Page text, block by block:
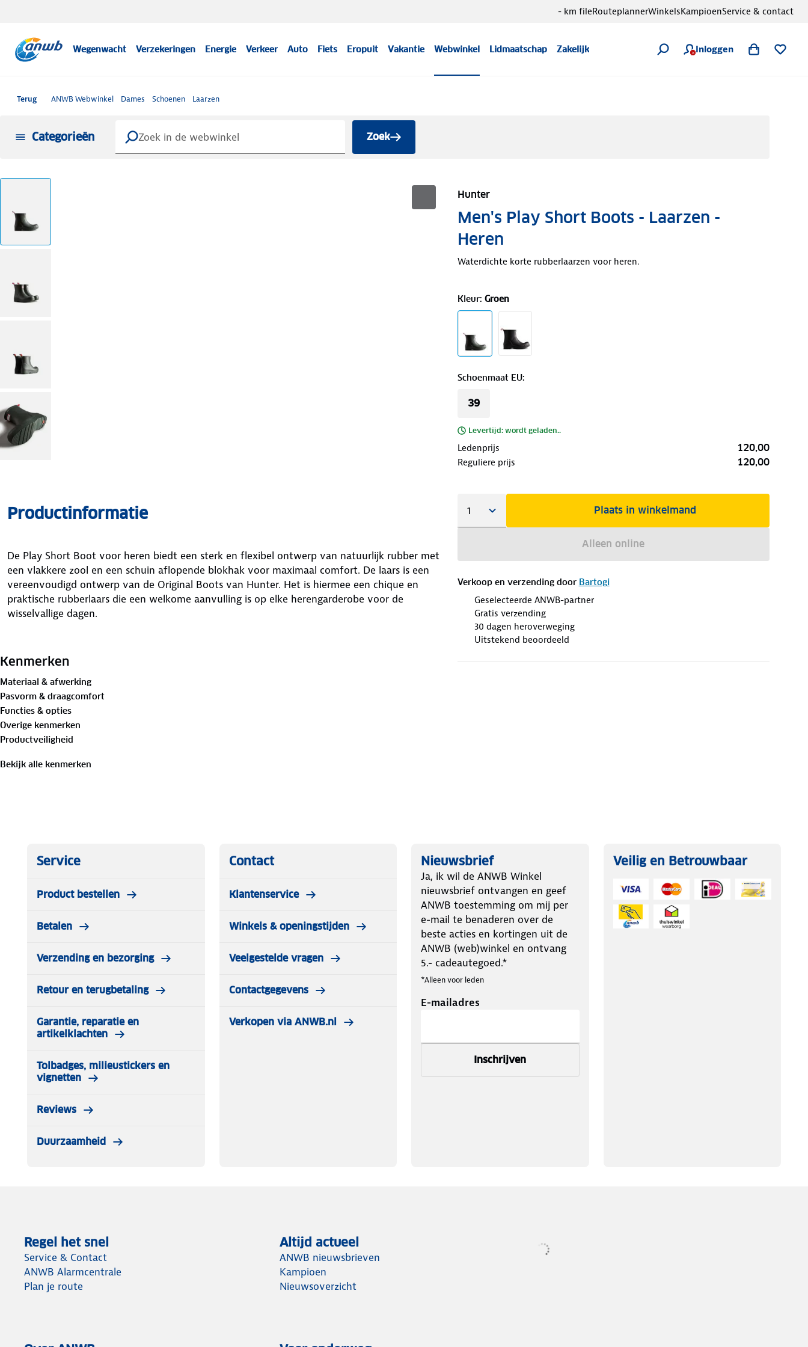
Wegenwacht Verzekeringen Energie Verkeer Auto Fiets Eropuit Vakantie Webwinkel Lidmaatschap Zakelijk Inloggen
- km fileRouteplannerWinkelsKampioenService & contact
Terug ANWB Webwinkel Dames Schoenen Laarzen
Categorieën Zoek
Hunter
Men's Play Short Boots - Laarzen -
Heren
Waterdichte korte rubberlaarzen voor heren.
Kleur: Groen
Schoenmaat EU:
39
Levertijd: wordt geladen..
Ledenprijs 120,00
Reguliere prijs 120,00
Plaats in winkelmand
Alleen online
Verkoop en verzending door Bartogi
Geselecteerde ANWB-partner
Gratis verzending
30 dagen heroverweging
Uitstekend beoordeeld
Productinformatie
De Play Short Boot voor heren biedt een sterk en flexibel ontwerp van natuurlijk rubber met
een vlakkere zool en een schuin aflopende blokhak voor maximaal comfort. De laars is een
vereenvoudigd ontwerp van de Original Boots van Hunter. Het is hiermee een chique en
praktische rubberlaars die een welkome aanvulling is op elke herengarderobe voor de
wisselvallige dagen.
Kenmerken
Materiaal & afwerking
Pasvorm & draagcomfort
Functies & opties
Overige kenmerken
Productveiligheid
Bekijk alle kenmerken
Service
Product bestellen
Betalen
Verzending en bezorging
Retour en terugbetaling
Garantie, reparatie en
artikelklachten
Tolbadges, milieustickers en
vignetten
Reviews
Duurzaamheid
Contact
Klantenservice
Winkels & openingstijden
Veelgestelde vragen
Contactgegevens
Verkopen via ANWB.nl
Nieuwsbrief
Ja, ik wil de ANWB Winkel
nieuwsbrief ontvangen en geef
ANWB toestemming om mij per
e-mail te benaderen over de
beste acties en kortingen uit de
ANWB (web)winkel en ontvang
5.- cadeautegoed.*
*Alleen voor leden
E-mailadres
Inschrijven
Veilig en Betrouwbaar
Regel het snel
Service & Contact
ANWB Alarmcentrale
Plan je route
Altijd actueel
ANWB nieuwsbrieven
Kampioen
Nieuwsoverzicht